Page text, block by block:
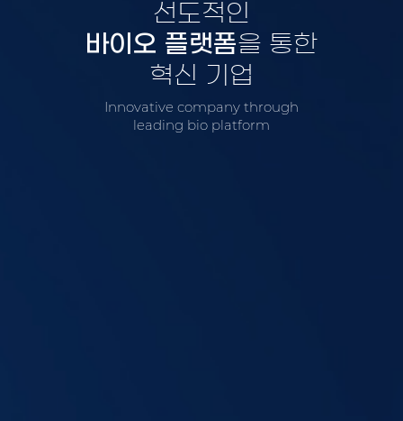
선도적인
바이오 플랫폼을 통한
혁신 기업
Innovative company through
leading bio platform